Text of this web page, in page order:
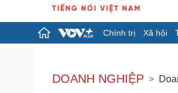
Chính trị Xã hội
Đảng
Tổ chức nhân sự
DOANH NGHIỆP